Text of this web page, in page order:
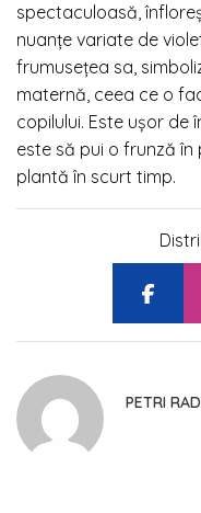
spectaculoasă,
nuanțe variate de
frumusețea sa,
maternă, ceea ce o
copilului. Este ușor de
este să pui o frunză
plantă în scurt timp.
PETRI